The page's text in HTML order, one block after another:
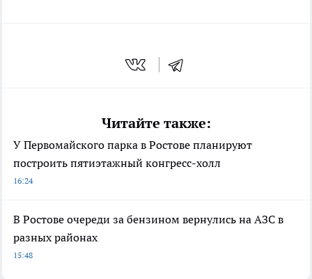
Читайте также:
У Первомайского парка в Ростове планируют
построить пятиэтажный конгресс-холл
16:24
В Ростове очереди за бензином вернулись на АЗС в
разных районах
15:48